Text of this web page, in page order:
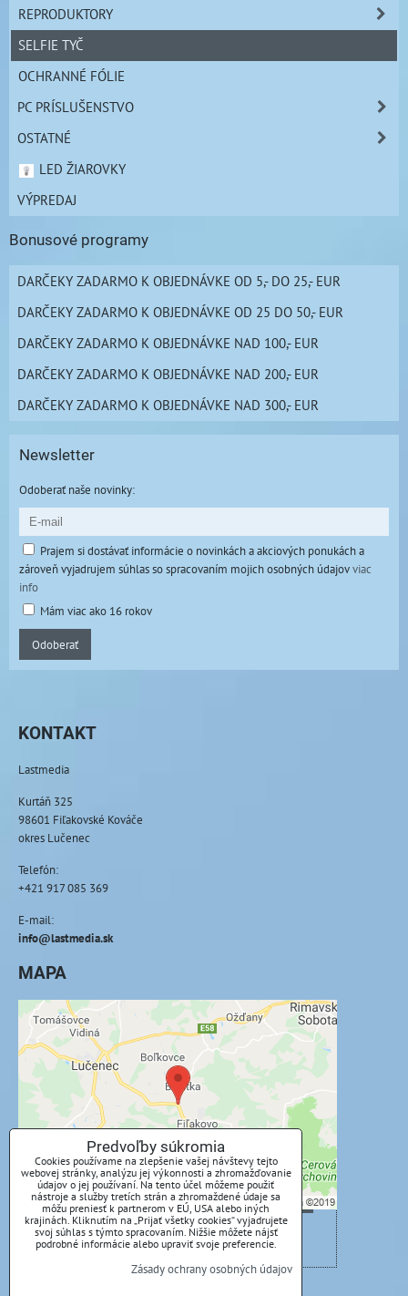
REPRODUKTORY
SELFIE TYČ
OCHRANNÉ FÓLIE
PC PRÍSLUŠENSTVO
OSTATNÉ
LED ŽIAROVKY
VÝPREDAJ
Bonusové programy
DARČEKY ZADARMO K OBJEDNÁVKE OD 5,- DO 25,- EUR
DARČEKY ZADARMO K OBJEDNÁVKE OD 25 DO 50,- EUR
DARČEKY ZADARMO K OBJEDNÁVKE NAD 100,- EUR
DARČEKY ZADARMO K OBJEDNÁVKE NAD 200,- EUR
DARČEKY ZADARMO K OBJEDNÁVKE NAD 300,- EUR
Newsletter
Odoberať naše novinky:
Prajem si dostávať informácie o novinkách a akciových ponukách a
zároveň vyjadrujem súhlas so spracovaním mojich osobných údajovviac
info
Mám viac ako 16 rokov
Odoberať
KONTAKT
Lastmedia
Kurtáň 325
98601 Fiľakovské Kováče
okres Lučenec
Telefón:
+421 917 085 369
E-mail:
info@lastmedia.sk
MAPA
Externý obsah je blokovaný Voľbami
súkromia
Prajete si načítať externý obsah?
Povoliť tentokrát
Povoliť a zapamätať - súhlas s druhom cookie:
Funkčné
Otvoriť obsah v novom okne
Predvoľby súkromia
Cookies používame na zlepšenie vašej návštevy tejto
webovej stránky, analýzu jej výkonnosti a zhromažďovanie
údajov o jej používaní. Na tento účel môžeme použiť
nástroje a služby tretích strán a zhromaždené údaje sa
môžu preniesť k partnerom v EÚ, USA alebo iných
krajinách. Kliknutím na „Prijať všetky cookies“ vyjadrujete
svoj súhlas s týmto spracovaním. Nižšie môžete nájsť
podrobné informácie alebo upraviť svoje preferencie.
Zásady ochrany osobných údajov